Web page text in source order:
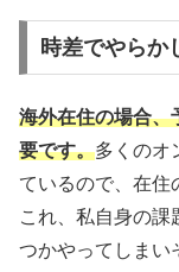
時差でやらか
海外在住の場合、
要です。多くのオ
ているので、在住
これ、私自身の
つかやってしまい